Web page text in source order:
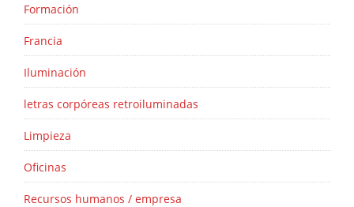
Formación
Francia
Iluminación
letras corpóreas retroiluminadas
Limpieza
Oficinas
Recursos humanos / empresa